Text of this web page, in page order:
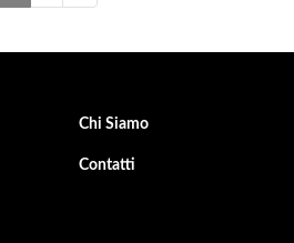
attuale
Footer secondary menu
Chi Siamo
Contatti